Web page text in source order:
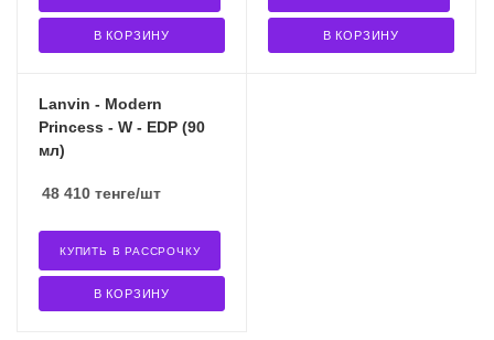
В КОРЗИНУ В КОРЗИНУ
Lanvin - Modern
Princess - W - EDP (90
мл)
48 410 тенге/шт
В КОРЗИНУ
КУПИТЬ В РАССРОЧКУ